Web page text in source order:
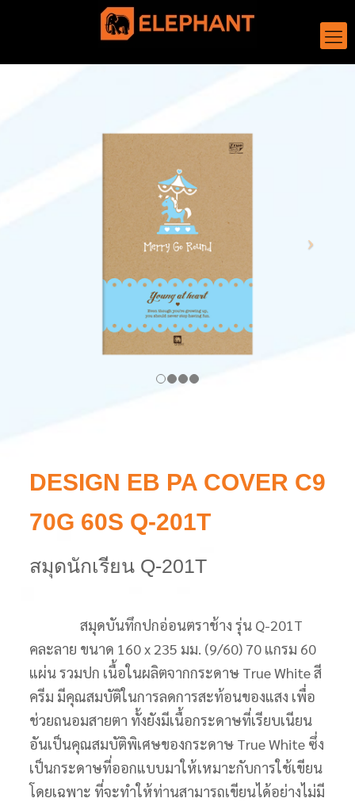
DESIGN EB PA COVER C9
70G 60S Q-201T
สมุดนักเรียน Q-201T
สมุดบันทึกปกอ่อนตราช้าง รุ่น Q-201T
คละลาย ขนาด 160 x 235 มม. (9/60) 70 แกรม 60
แผ่น รวมปก เนื้อในผลิตจากกระดาษ True White สี
ครีม มีคุณสมบัติในการลดการสะท้อนของแสง เพื่อ
ช่วยถนอมสายตา ทั้งยังมีเนื้อกระดาษที่เรียบเนียน
อันเป็นคุณสมบัติพิเศษของกระดาษ True White ซึ่ง
เป็นกระดาษที่ออกแบบมาให้เหมาะกับการใช้เขียน
โดยเฉพาะ ที่จะทำให้ท่านสามารถเขียนได้อย่างไม่มี